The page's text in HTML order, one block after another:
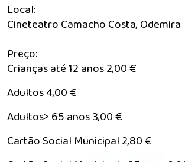
Local:
Cineteatro Camacho Costa, Odemira
Preço:
Crianças até 12 anos 2,00 €
Adultos 4,00 €
Adultos> 65 anos 3,00 €
Cartão Social Municipal 2,80 €